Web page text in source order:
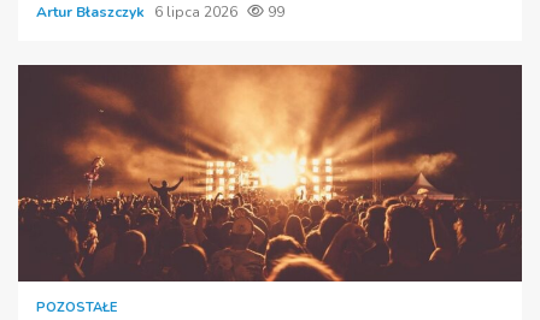
Artur Błaszczyk 6 lipca 2026 99
POZOSTAŁE